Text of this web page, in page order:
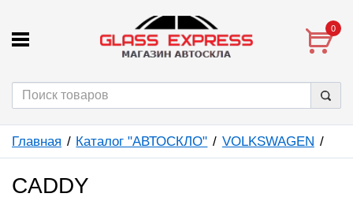
0
Главная Каталог "АВТОСКЛО" VOLKSWAGEN
CADDY